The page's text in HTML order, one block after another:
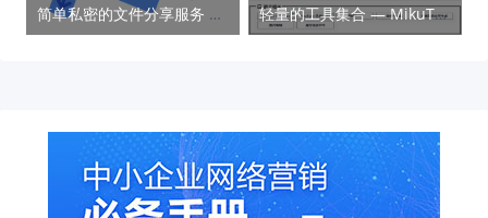
简单私密的文件分享服务 — FireFox Send 轻量的工具集合 — MikuTools